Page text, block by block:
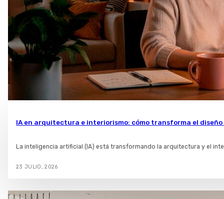
IA en arquitectura e interiorismo: cómo transforma el diseño
La inteligencia artificial (IA) está transformando la arquitectura y el
23 JULIO, 2026